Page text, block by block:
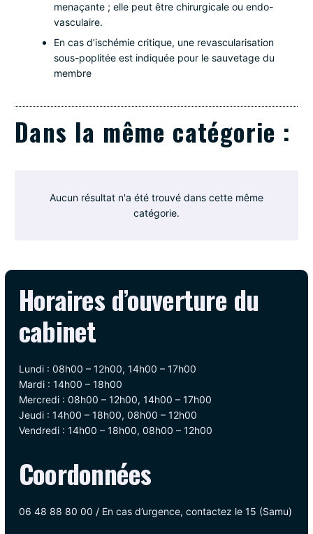
menaçante ; elle peut être chirurgicale ou endo-
vasculaire.
En cas d’ischémie critique, une revascularisation
sous-poplitée est indiquée pour le sauvetage du
membre
Dans la même catégorie :
Aucun résultat n'a été trouvé dans cette même
catégorie.
Horaires d’ouverture du
cabinet
Lundi : 08h00 – 12h00, 14h00 – 17h00
Mardi : 14h00 – 18h00
Mercredi : 08h00 – 12h00, 14h00 – 17h00
Jeudi : 14h00 – 18h00, 08h00 – 12h00
Vendredi : 14h00 – 18h00, 08h00 – 12h00
Coordonnées
06 48 88 80 00 / En cas d’urgence, contactez le 15 (Samu)